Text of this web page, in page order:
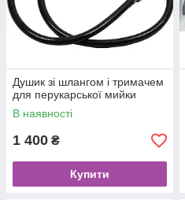
Душик зі шлангом і тримачем
для перукарської мийки
В наявності
1 400 ₴
Купити